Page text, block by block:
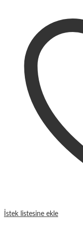
İstek listesine ekle